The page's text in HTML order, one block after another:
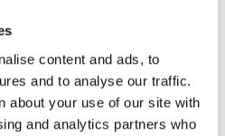
content and ads, to
and to analyse our traffic.
about your use of our site with
and analytics partners who